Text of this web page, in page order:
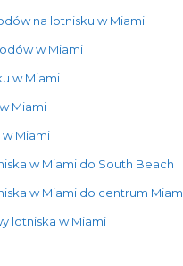
na lotnisku w Miami
w Miami
w Miami
Miami
w Miami
w Miami do South Beach
w Miami do centrum
lotniska w Miami